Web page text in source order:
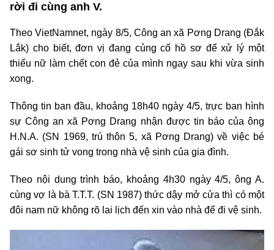
rời đi cùng anh V.
Theo VietNamnet, ngày 8/5, Công an xã Pơng Drang (Đắk
Lắk) cho biết, đơn vị đang củng cố hồ sơ để xử lý một
thiếu nữ làm chết con đẻ của mình ngay sau khi vừa sinh
xong.
Thông tin ban đầu, khoảng 18h40 ngày 4/5, trực ban hình
sự Công an xã Pơng Drang nhận được tin báo của ông
H.N.A. (SN 1969, trú thôn 5, xã Pơng Drang) về việc bé
gái sơ sinh tử vong trong nhà vệ sinh của gia đình.
Theo nội dung trình báo, khoảng 4h30 ngày 4/5, ông A.
cùng vợ là bà T.T.T. (SN 1987) thức dậy mở cửa thì có một
đôi nam nữ không rõ lai lịch đến xin vào nhà để đi vệ sinh.